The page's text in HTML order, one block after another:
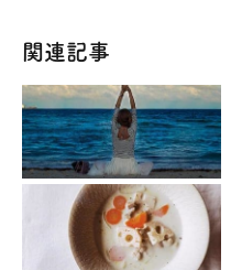
関連記事